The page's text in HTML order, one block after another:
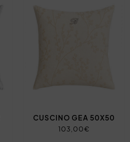
CUSCINO GEA 50X50
103,00€